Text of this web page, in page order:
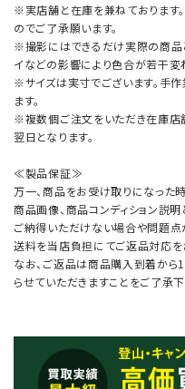
※実店舗と在庫を兼ねております
のでご了承願います。
※撮影にはできるだけ実際の商品
イなどの影響により色合が若干変
※サイズは実寸でございます。手
ます。
※複数個ご注文をいただき在庫店
翌日となります。
≪製品保証≫
万一、商品をお受け取りになった
商品画像、商品コンディション説
ご納得いただけない場合や問題点
送料を当店負担にてご返品対応を
なお、ご返品は商品購入到着か
らせていただきますことをご了承下